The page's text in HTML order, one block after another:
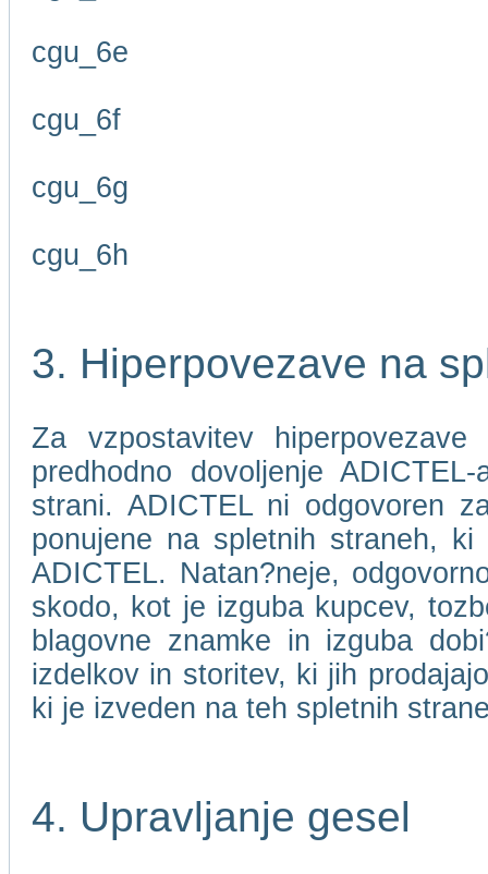
cgu_6e
cgu_6f
cgu_6g
cgu_6h
3. Hiperpovezave na
Za vzpostavitev
predhodno dovoljenje
strani. ADICTEL ni odgovoren
ponujene na spletnih straneh,
ADICTEL. Natan?neje,
skodo, kot je izguba kupcev,
blagovne znamke in izguba
izdelkov in storitev, ki jih
ki je izveden na teh spletnih
4. Upravljanje gesel